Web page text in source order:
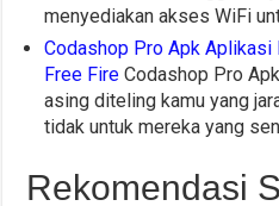
menyediakan akses WiFi
Codashop Pro Apk Aplikasi
Free Fire Codashop Pro
asing diteling kamu yang
tidak untuk mereka yang
Rekomendasi